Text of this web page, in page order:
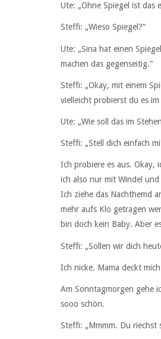
Ute: „Ohne Spiegel ist das
Steffi: „Wieso Spiegel?“
Ute: „Sina hat einen
machen das gegenseitig.“
Steffi: „Okay, mit einem
vielleicht probierst du es
Ute: „Wie soll das im
Steffi: „Stell dich einfach
Ich probiere es aus. Okay,
ich also nur mit Windel
Ich ziehe das Nachthemd
mehr aufs Klo getragen
bin doch kein Baby. Aber
Steffi: „Sollen wir dich
Ich nicke. Mama deckt
Am Sonntagmorgen gehe
sooo schön.
Steffi: „Mmmm. Du riechst